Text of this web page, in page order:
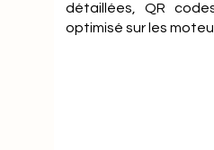
détaillées, QR
optimisé sur les